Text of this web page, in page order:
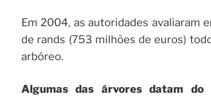
Em 2004, as autoridades avaliaram
de rands (753 milhões de euros)
arbóreo.
Algumas das árvores datam do